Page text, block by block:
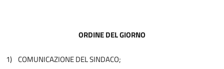
ORDINE DEL GIORNO
1) COMUNICAZIONE DEL SINDACO;